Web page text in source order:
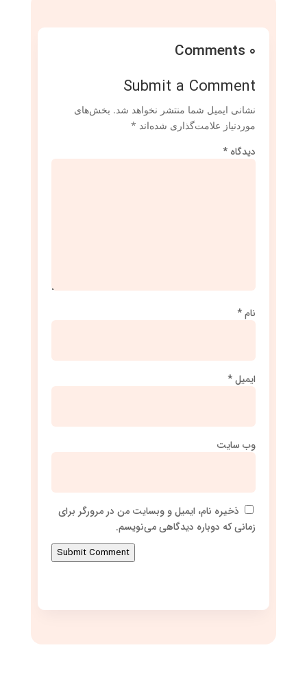
0 Comments
Submit a Comment
نشانی ایمیل شما منتشر نخواهد شد. بخش‌های
موردنیاز علامت‌گذاری شده‌اند *
دیدگاه *
نام*
ایمیل*
وب‌ سایت
ذخیره نام، ایمیل و وبسایت من در مرورگر برای
زمانی که دوباره دیدگاهی می‌نویسم.
Submit Comment